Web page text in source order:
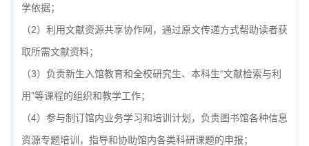
学依据；
（2）利用文献资源共享协作网，通过原文传递方式帮助读者获
取所需文献资料；
（3）负责新生入馆教育和全校研究生、本科生“文献检索与利
用”等课程的组织和教学工作；
（4）参与制订馆内业务学习和培训计划，负责图书馆各种信息
资源专题培训，指导和协助馆内各类科研课题的申报；